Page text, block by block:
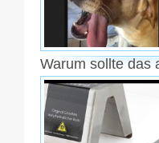
Warum sollte das